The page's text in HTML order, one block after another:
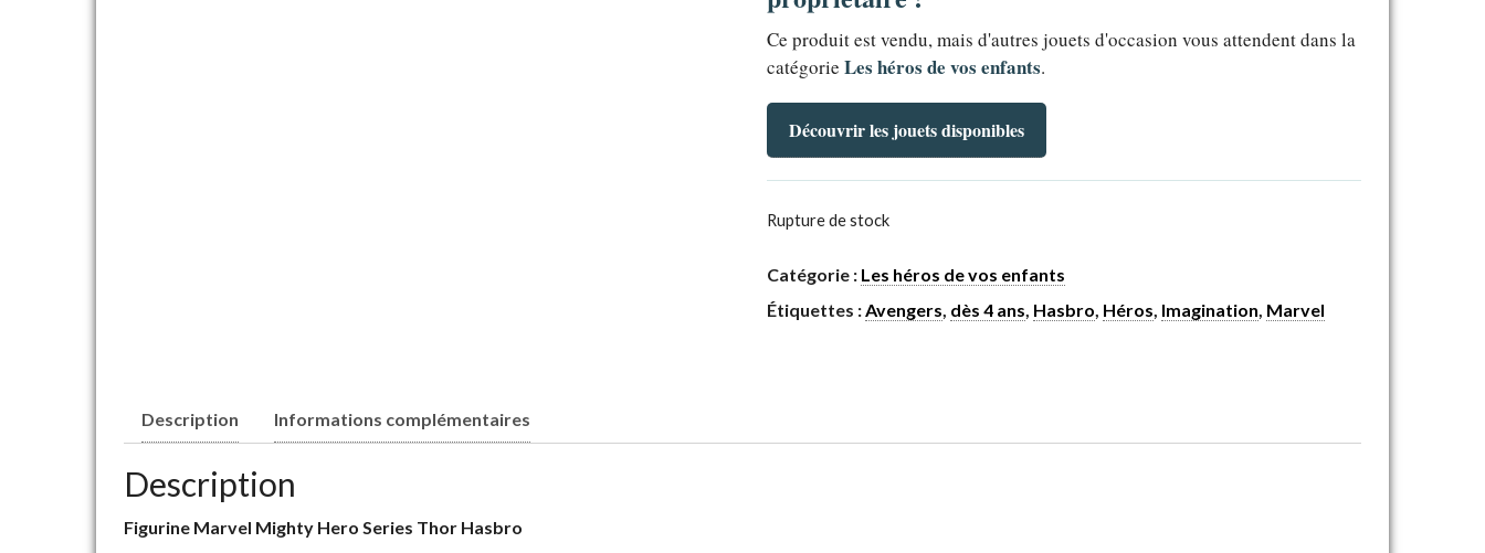
Ce produit est vendu, mais d'autres jouets d'occasion vous attendent dans la
catégorieLes héros de vos enfants.
Découvrir les jouets disponibles
Rupture de stock
Catégorie : Les héros de vos enfants
Étiquettes :Avengers, dès 4 ans, Hasbro, Héros, Imagination, Marvel
Description Informations complémentaires
Description
Figurine Marvel Mighty Hero Series Thor Hasbro